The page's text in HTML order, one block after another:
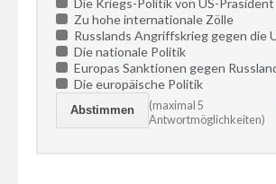
Die Kriegs-Politik von US-
Zu hohe internationale Zölle
Russlands Angriffskrieg gegen die
Die nationale Politik
Europas Sanktionen gegen
Die europäische Politik
(maximal 5
Antwortmöglichkeiten)